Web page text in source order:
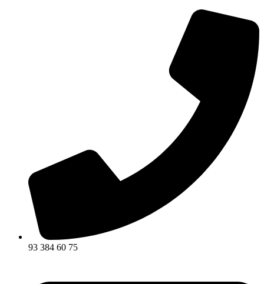
93 384 60 75